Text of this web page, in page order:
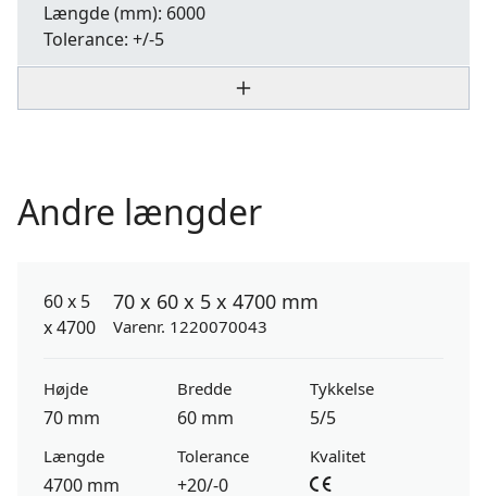
Længde(mm): 6000
Tolerance: +/-5
Andre længder
70 x 60 x 5 x 4700 mm
Varenr. 1220070043
Højde
70 mm
Bredde
60 mm
Tykkelse
5/5
Længde
4700 mm
Tolerance
+20/-0
Kvalitet